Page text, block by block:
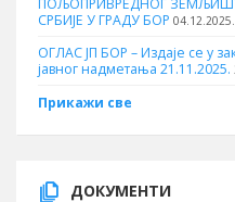
ПОЉОПРИВРЕДНОГ
СРБИЈЕ У ГРАДУ БОР
ОГЛАС ЈП БОР – Издаје се у
јавног надметања 21.11.2025.
Прикажи све
ДОКУМЕНТИ